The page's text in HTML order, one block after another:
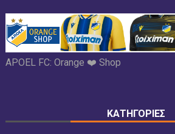
APOEL FC: Orange ❤️ Shop
ΚΑΤΗΓΟΡΙΕΣ